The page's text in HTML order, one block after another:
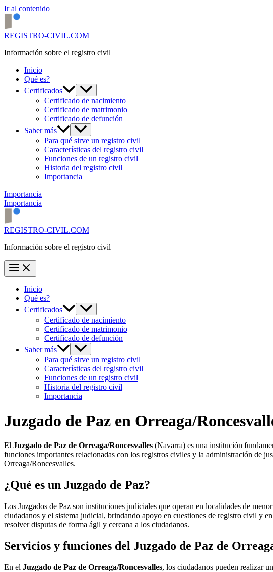
Ir al contenido
REGISTRO-CIVIL.COM
Información sobre el registro civil
Inicio
Qué es?
Certificados
Certificado de nacimiento
Certificado de matrimonio
Certificado de defunción
Saber más
Para qué sirve un registro civil
Características del registro civil
Funciones de un registro civil
Historia del registro civil
Importancia
Importancia
Importancia
REGISTRO-CIVIL.COM
Información sobre el registro civil
Inicio
Qué es?
Certificados
Certificado de nacimiento
Certificado de matrimonio
Certificado de defunción
Saber más
Para qué sirve un registro civil
Características del registro civil
Funciones de un registro civil
Historia del registro civil
Importancia
Juzgado de Paz en Orreaga/
El Juzgado de Paz de Orreaga/Roncesvalles (Navarra) es una institución
funciones importantes relacionadas con los registros civiles y la administración de
Orreaga/Roncesvalles.
¿Qué es un Juzgado de Paz?
Los Juzgados de Paz son instituciones judiciales que operan en localidades de
ciudadanos y el sistema judicial, brindando apoyo en cuestiones de registro civil y
resolver disputas de forma ágil y cercana a los ciudadanos.
Servicios y funciones del Juzgado de Paz de
En el Juzgado de Paz de Orreaga/Roncesvalles, los ciudadanos pueden realizar